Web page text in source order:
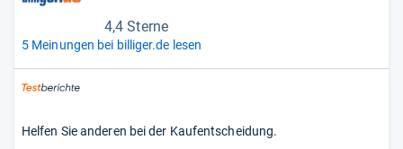
4,4 Sterne
5 Meinungen bei billiger.de lesen
Helfen Sie anderen bei der Kaufentscheidung.